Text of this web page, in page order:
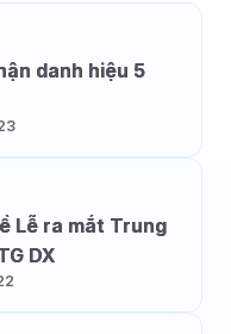
danh hiệu 5
Lễ ra mắt Trung
DX